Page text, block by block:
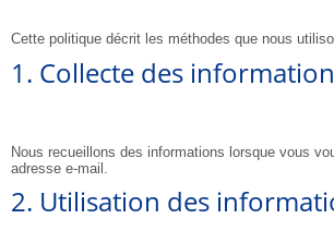
Cette politique décrit les méthodes que nous
1. Collecte des
Nous recueillons des informations lorsque vous
adresse e-mail.
2. Utilisation des